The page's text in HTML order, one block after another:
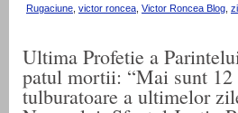
Rugaciune victor roncea Victor Roncea Blog
Ultima Profetie a
patul mortii: “Mai sunt 12
tulburatoare a ultimelor